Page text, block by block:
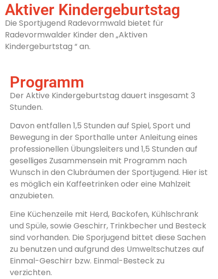
Aktiver Kindergeburtstag
Die Sportjugend Radevormwald bietet für
Radevormwalder Kinder den „Aktiven
Kindergeburtstag “ an.
Programm
Der Aktive Kindergeburtstag dauert insgesamt 3
Stunden.
Davon entfallen 1,5 Stunden auf Spiel, Sport und
Bewegung in der Sporthalle unter Anleitung eines
professionellen Übungsleiters und 1,5 Stunden auf
geselliges Zusammensein mit Programm nach
Wunsch in den Clubräumen der Sportjugend. Hier ist
es möglich ein Kaffeetrinken oder eine Mahlzeit
anzubieten.
Eine Küchenzeile mit Herd, Backofen, Kühlschrank
und Spüle, sowie Geschirr, Trinkbecher und Besteck
sind vorhanden. Die Sporjugend bittet diese Sachen
zu benutzen und aufgrund des Umweltschutzes auf
Einmal-Geschirr bzw. Einmal-Besteck zu
verzichten.